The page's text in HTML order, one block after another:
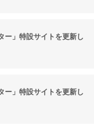
ー」特設サイトを更新し
ー」特設サイトを更新し